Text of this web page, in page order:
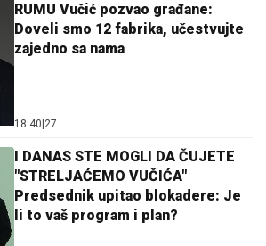
RUMU Vučić pozvao građane:
Doveli smo 12 fabrika, učestvujte
zajedno sa nama
18:40 27
I DANAS STE MOGLI DA ČUJETE
"STRELJAĆEMO VUČIĆA"
Predsednik upitao blokadere: Je
li to vaš program i plan?